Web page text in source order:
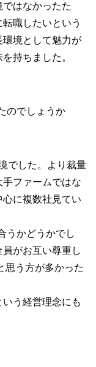
はなかったた
職したいという
境として魅力が
持ちました。
でした。より裁量
ファームではな
に複数社見てい
うかどうかでし
がお互い尊重し
思う方が多かった
う経営理念にも